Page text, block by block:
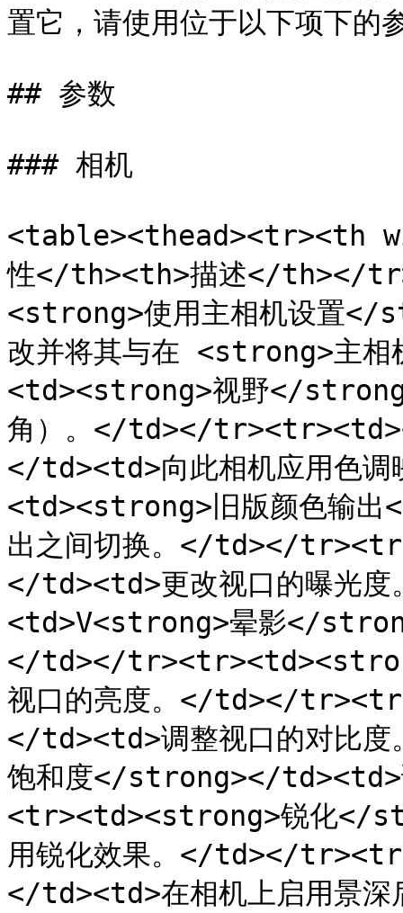
置它，请使用位于以下项下
## 参数
### 相机
<table><thead><tr><th
性</th><th>描述</th></
<strong>使用主相机设置</
改并将其与在 <strong>
<td><strong>视野</
角）。</td></
</td><td>向此相机应用色
<td><strong>旧版颜色输
出之间切换。</td></
</td><td>更改视口的曝光
<td>V<strong>晕影</
</td></
视口的亮度。</td></
</td><td>调整视口的对
饱和度</strong></
<tr><td><strong>锐化</
用锐化效果。</td></
</td><td>在相机上启用景